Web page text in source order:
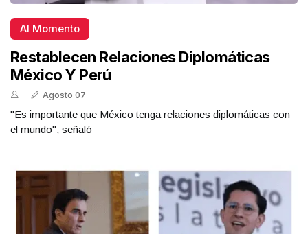
Al Momento
Restablecen Relaciones Diplomáticas
México Y Perú
Agosto 07
"Es importante que México tenga relaciones diplomáticas con
el mundo", señaló